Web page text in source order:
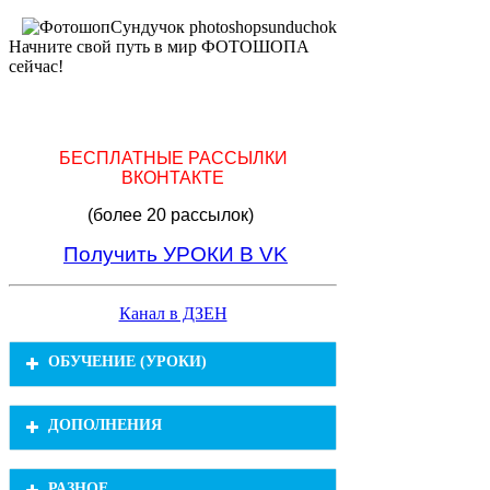
Начните свой путь в мир ФОТОШОПА
сейчас!
БЕСПЛАТНЫЕ РАССЫЛКИ
ВКОНТАКТЕ
(более 20 рассылок)
Получить УРОКИ В VK
Канал в ДЗЕН
ОБУЧЕНИЕ (УРОКИ)
(836)
Видеоуроки (962)
Уроки фотошопа коллажи (197)
ДОПОЛНЕНИЯ